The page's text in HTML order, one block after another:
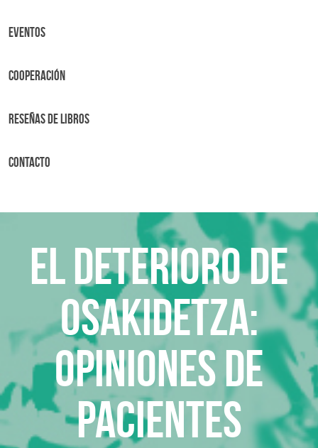
Eventos
Cooperación
Reseñas de libros
Contacto
El deterioro de
Osakidetza:
Opiniones de
pacientes